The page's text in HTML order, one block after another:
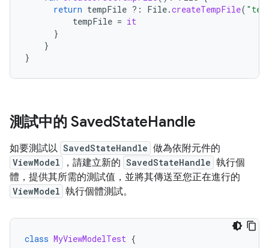
return tempFile ?: File.createTempFile(
tempFile = it
}
}
}
測試中的 SavedStateHandle
如要測試以 SavedStateHandle 做為依附元件的
ViewModel ，請建立新的 SavedStateHandle 執行個
體，提供其所需的測試值，並將其傳送至您正在進行的
ViewModel 執行個體測試。
class MyViewModelTest {